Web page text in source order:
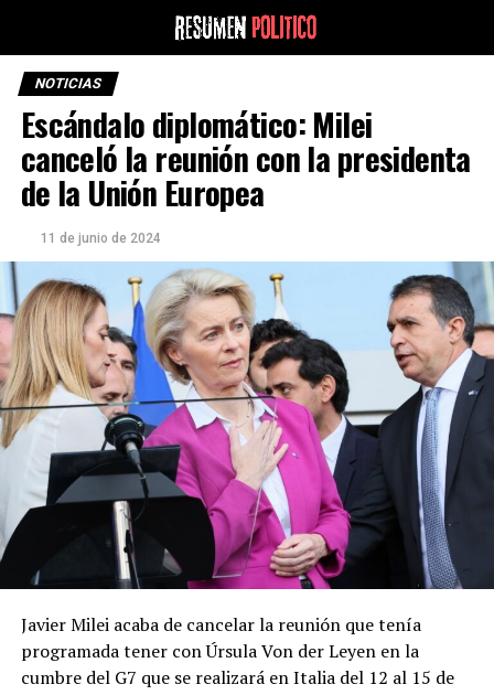
NOTICIAS
Escándalo diplomático: Milei
canceló la reunión con la presidenta
de la Unión Europea
11 de junio de 2024
Javier Milei acaba de cancelar la reunión que tenía
programada tener con Úrsula Von der Leyen en la
cumbre del G7 que se realizará en Italia del 12 al 15 de